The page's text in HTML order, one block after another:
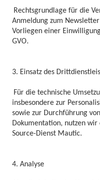
Rechtsgrundlage für die
Anmeldung zum
Vorliegen einer
GVO.
3. Einsatz des
Für die technische
insbesondere zur
sowie zur Durchführung
Dokumentation, nutzen
Source-Dienst Mautic.
4. Analyse